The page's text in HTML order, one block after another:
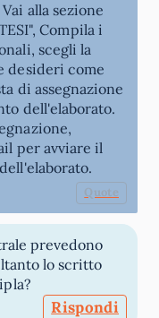
alla sezione
Compila i
scegli la
desideri come
di assegnazione
dell'elaborato.
per avviare il
Quote
prevedono
lo scritto
Rispondi